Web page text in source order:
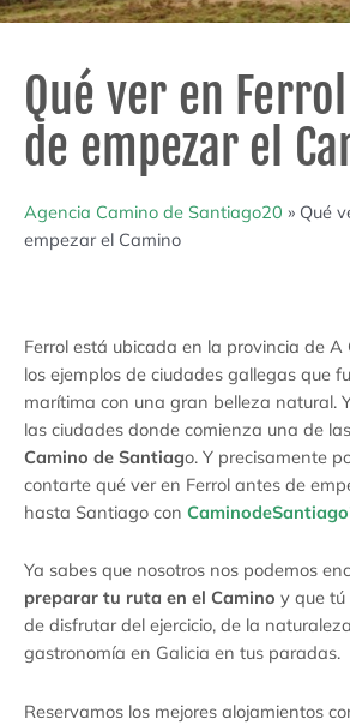
Qué ver en
de empezar el
Agencia Camino de Santiago20 » Qué
empezar el Camino
Ferrol está ubicada en la provincia de A
los ejemplos de ciudades gallegas que
marítima con una gran belleza natural.
las ciudades donde comienza una de las
Camino de Santiago. Y precisamente
contarte qué ver en Ferrol antes de
hasta Santiago con
Ya sabes que nosotros nos podemos
preparar tu ruta en el Camino y que tú
de disfrutar del ejercicio, de la
gastronomía en Galicia en tus paradas.
Reservamos los mejores alojamientos